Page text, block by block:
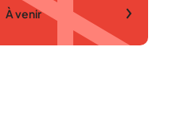
À venir